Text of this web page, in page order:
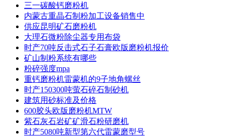
三一碳酸钙磨粉机
内蒙古重晶石制粉加工设备销售中
供应昆明矿石磨粉机
大理石微粉除尘器专用布袋
时产70吨反击式石子石膏欧版磨粉机报价
矿山制粉系统有哪些
粉碎强度mpa
重钙磨粉机雷蒙机的9子地角螺丝
时产150300吨萤石碎石制砂机
建筑用砂标准及价格
600胶头欧版磨粉机MTW
紫石灰石岩矿矿滑石粉研磨机
时产5080吨新型第六代雷蒙磨型号